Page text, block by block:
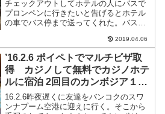
チェックアウトしてホテルの人にバスで
プロンペンに行きたいと告げるとホテル
の車でバス停まで送ってくれた。バス停
憩所Tanongと言う食堂なのかな？バスに
乗れる場所。プロンペン行きもホーチミ
ン行きのバスも止ま...
2019.04.06
’16.2.6 ポイペトでマルチビザ取
得 カジノして無料でカジノホテ
ルに宿泊 2回目のカンボジア１日
目（世界一周5ヶ月と6日目）
16.2.6昨夜遅くに友達をバンコクのスワ
ンナプーム空港に迎えに行く。そこから